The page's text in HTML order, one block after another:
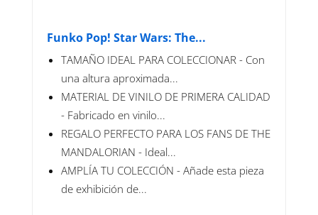
Funko Pop! Star Wars: The...
TAMAÑO IDEAL PARA COLECCIONAR - Con
una altura aproximada...
MATERIAL DE VINILO DE PRIMERA CALIDAD
- Fabricado en vinilo...
REGALO PERFECTO PARA LOS FANS DE THE
MANDALORIAN - Ideal...
AMPLÍA TU COLECCIÓN - Añade esta pieza
de exhibición de...